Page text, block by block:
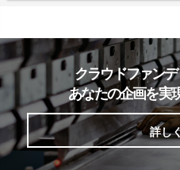
クラウドファンデ
あなたの企画を実
詳し